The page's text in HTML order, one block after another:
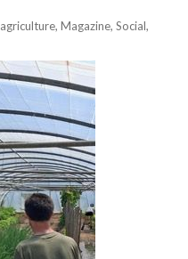
, Magazine, Social,